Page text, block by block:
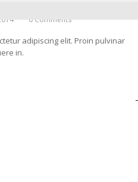
0 Comments
adipiscing elit. Proin pulvinar
in.